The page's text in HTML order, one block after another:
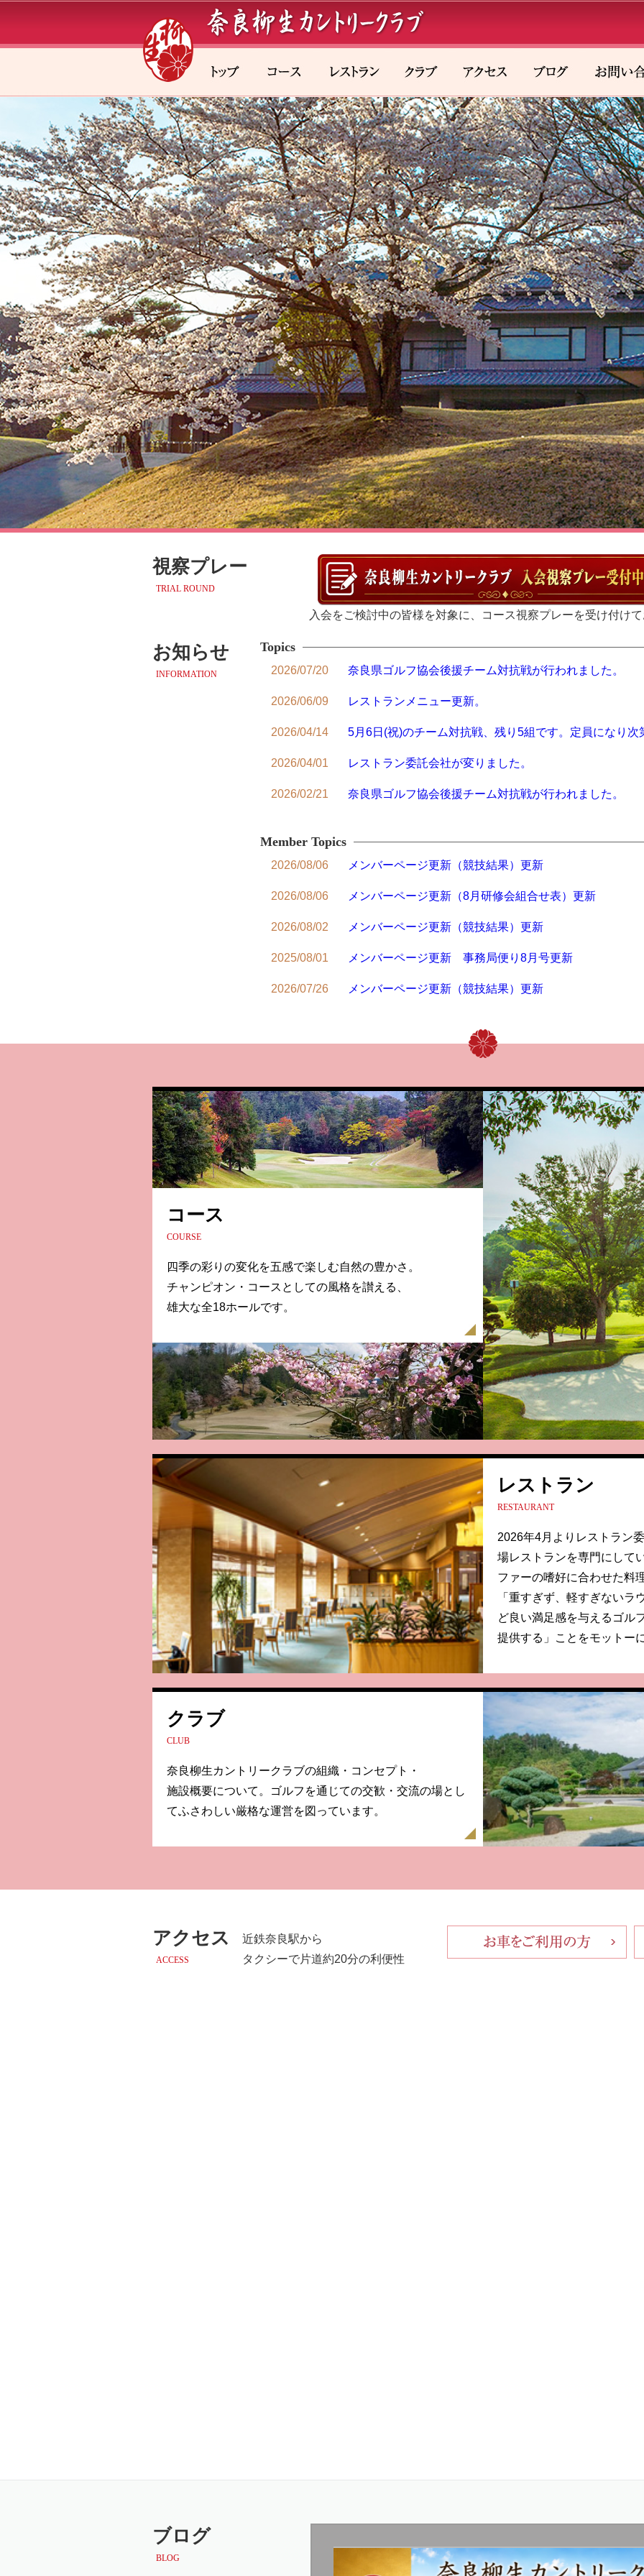
視察プレー
TRIAL ROUND
入会をご検討中の皆様を対象に、コース視察プレーを受け付けて
お知らせ
INFORMATION
Topics
2026/07/20 奈良県ゴルフ協会後援チーム対抗戦が行われました。
2026/06/09 レストランメニュー更新。
2026/04/14 5月6日(祝)のチーム対抗戦、残り5組です。定員になり次
2026/04/01 レストラン委託会社が変りました。
2026/02/21 奈良県ゴルフ協会後援チーム対抗戦が行われました。
2025/01/06 奈良柳生ＣＣ創業者遠山利三の断片史
◆ 浴室のビニール袋は廃止しました
◆ 永久債の意義について 代表取締役 遠山隆重
Member Topics
2026/08/06 メンバーページ更新（競技結果）更新
2026/08/06 メンバーページ更新（8月研修会組合せ表）更新
2026/08/02 メンバーページ更新（競技結果）更新
2025/08/01 メンバーページ更新 事務局便り8月号更新
2026/07/26 メンバーページ更新（競技結果）更新
メンバーページ更新（競技結果）更新
2026/07/12 メンバーページ更新（競技結果）更新
2026/07/09 メンバーページ更新（競技結果）更新
コース
COURSE
四季の彩りの変化を五感で楽しむ自然の豊かさ。
チャンピオン・コースとしての風格を讃える、
雄大な全18ホールです。
レストラン
RESTAURANT
2026年4月よりレストラン
場レストランを専門にして
ファーの嗜好に合わせた料
「重すぎず、軽すぎないラ
ど良い満足感を与えるゴル
提供する」ことをモットー
クラブ
CLUB
奈良柳生カントリークラブの組織・コンセプト・
施設概要について。ゴルフを通じての交歓・交流の場とし
てふさわしい厳格な運営を図っています。
アクセス
ACCESS
近鉄奈良駅から
タクシーで片道約20分の利便性
ブログ
BLOG